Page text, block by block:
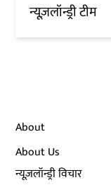
न्यूज़लॉन्ड्री टीम
About
About Us
न्यूज़लॉन्ड्री विचार